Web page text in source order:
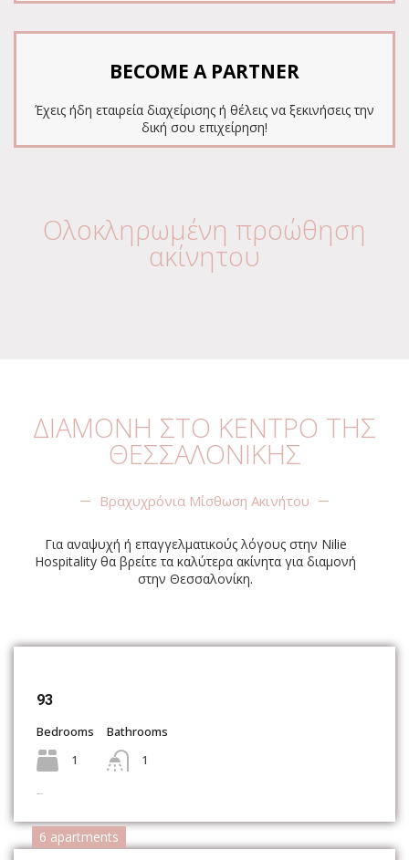
BECOME A PARTNER
Έχεις ήδη εταιρεία διαχείρισης ή θέλεις να ξεκινήσεις την
δική σου επιχείρηση!
Ολοκληρωμένη προώθηση
ακίνητου
ΔΙΑΜΟΝΗ ΣΤΟ ΚΕΝΤΡΟ ΤΗΣ
ΘΕΣΣΑΛΟΝΙΚΗΣ
Βραχυχρόνια Μίσθωση Ακινήτου
Για αναψυχή ή επαγγελματικούς λόγους στην Nilie
Hospitality θα βρείτε τα καλύτερα ακίνητα για διαμονή
στην Θεσσαλονίκη.
93
Bedrooms
1
Bathrooms
1
6 apartments